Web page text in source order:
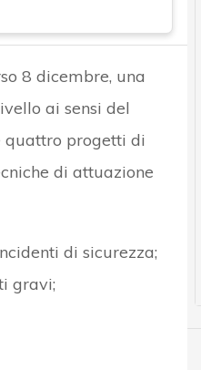
8 dicembre, una
ai sensi del
quattro progetti di
di attuazione
di sicurezza;
gravi;